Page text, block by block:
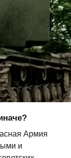
Армия
и